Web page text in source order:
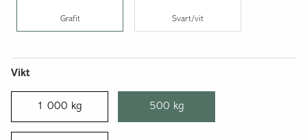
Grafit Svart/vit
Vikt
1 000 kg 500 kg